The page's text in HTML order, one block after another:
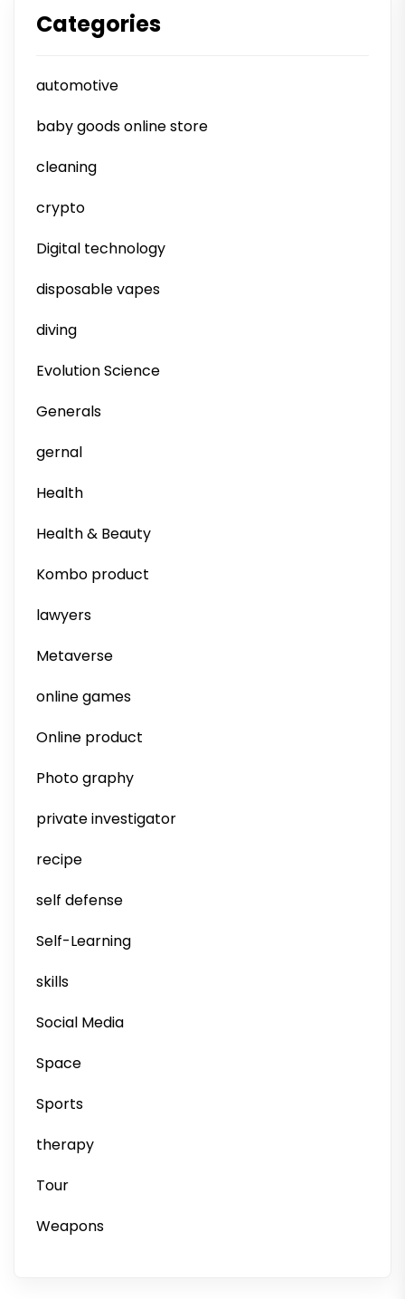
Categories
automotive
baby goods online store
cleaning
crypto
Digital technology
disposable vapes
diving
Evolution Science
Generals
gernal
Health
Health & Beauty
Kombo product
lawyers
Metaverse
online games
Online product
Photo graphy
private investigator
recipe
self defense
Self-Learning
skills
Social Media
Space
Sports
therapy
Tour
Weapons